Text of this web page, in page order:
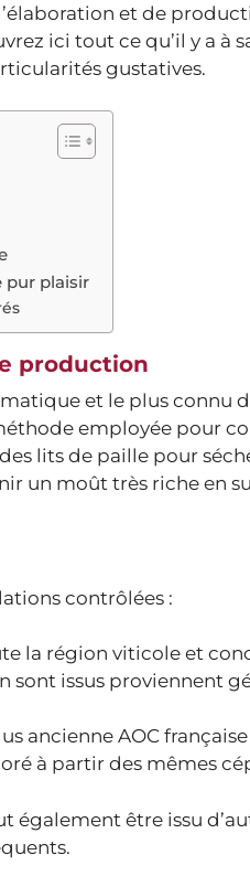
et de
ici tout ce qu’il y a à
gustatives.
pur plaisir
production
et le plus connu
employée pour
lits de paille pour
un moût très riche en
contrôlées :
la région viticole et
sont issus proviennent
ancienne AOC
à partir des mêmes
être issu